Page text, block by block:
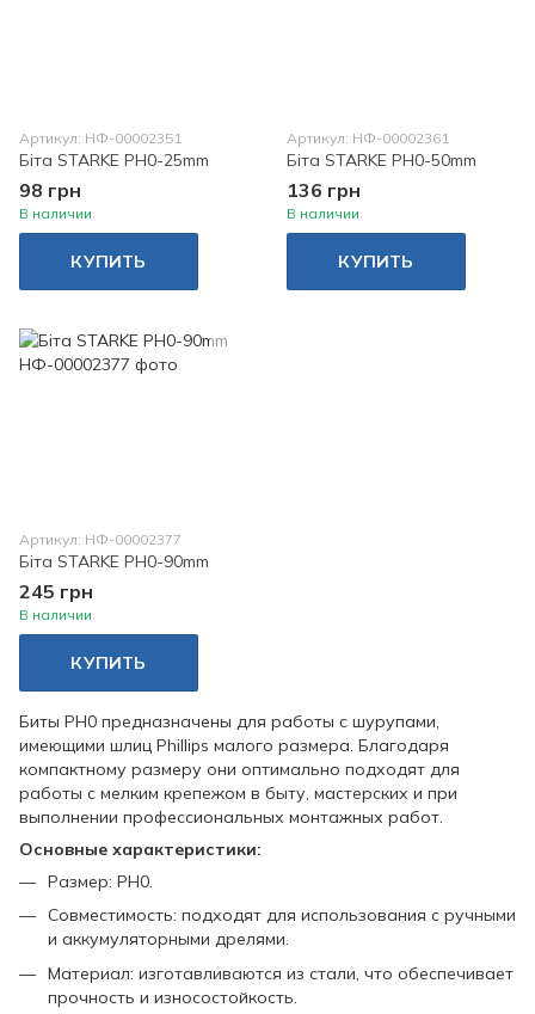
Артикул: НФ-00002351
Біта STARKE PH0-25mm
98 грн
В наличии
КУПИТЬ
Артикул: НФ-00002361
Біта STARKE PH0-50mm
136 грн
В наличии
КУПИТЬ
Артикул: НФ-00002377
Біта STARKE PH0-90mm
245 грн
В наличии
КУПИТЬ
Биты PH0 предназначены для работы с шурупами,
имеющими шлиц Phillips малого размера. Благодаря
компактному размеру они оптимально подходят для
работы с мелким крепежом в быту, мастерских и при
выполнении профессиональных монтажных работ.
Основные характеристики:
Размер: PH0.
Совместимость: подходят для использования с ручными
и аккумуляторными дрелями.
Материал: изготавливаются из стали, что обеспечивает
прочность и износостойкость.